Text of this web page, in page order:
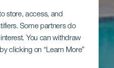
store, access, and
Some partners do
You can withdraw
clicking on “Learn More”